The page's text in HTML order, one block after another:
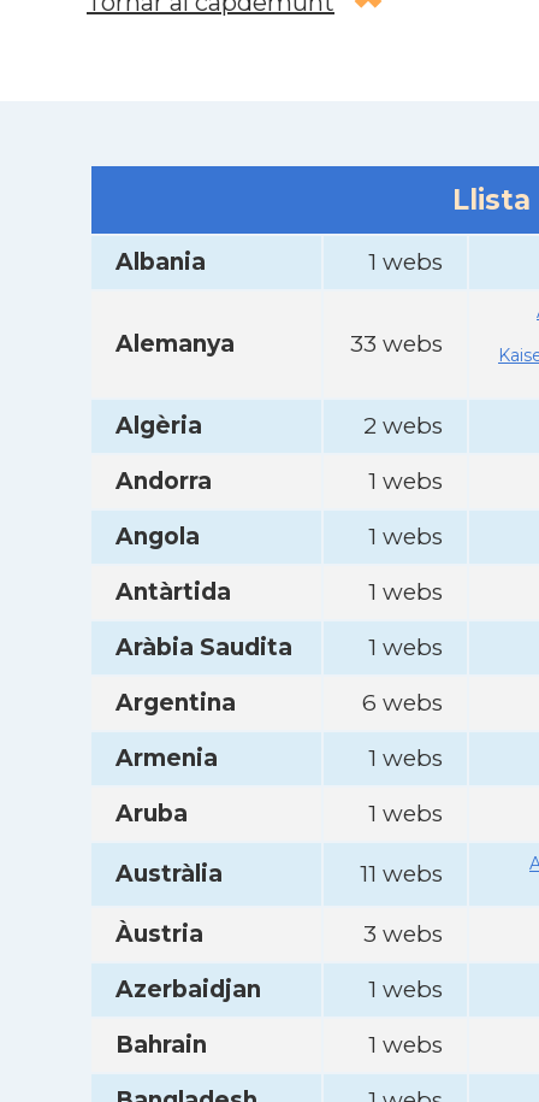
Albania 1 webs
Alemanya 33 webs
Algèria
2 webs
Andorra
1 webs
Angola
1 webs
Antàrtida
1 webs
Aràbia Saudita
1 webs
Argentina
6 webs
Armenia
1 webs
Aruba
1 webs
Austràlia 11 webs
Àustria
3 webs
Azerbaidjan
1 webs
Bahrain
1 webs